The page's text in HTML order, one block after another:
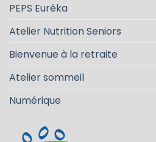
PEPS Eurêka
Atelier Nutrition Seniors
Bienvenue à la retraite
Atelier sommeil
Numérique